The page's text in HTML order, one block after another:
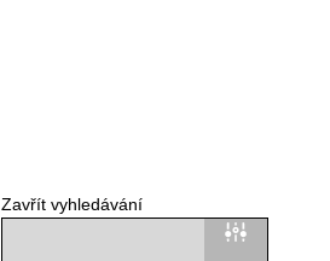
Zavřít vyhledávání